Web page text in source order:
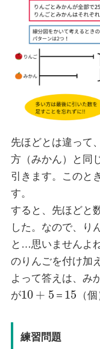
先ほどとは違って
方（みかん）と同
引きます。このと
す。
すると、先ほどと
した。なので、り
と…思いませんよ
のりんごを付け加
よって答えは、み
が10 + 5 ＝ 15 （
練習問題